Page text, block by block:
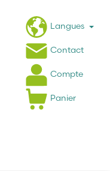
Langues
Contact
Compte
Panier